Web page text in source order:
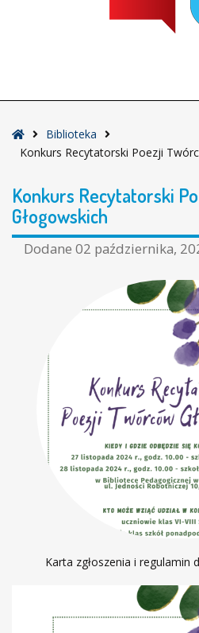
Strona
główna
Biblioteka
Konkurs Recytatorski Poezji
Konkurs Recytatorski
Głogowskich
Dodane 02 października,
Karta zgłoszenia i regulamin